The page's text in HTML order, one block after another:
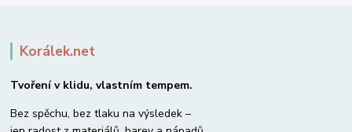
Korálek.net
Tvoření v klidu, vlastním tempem.
Bez spěchu, bez tlaku na výsledek –